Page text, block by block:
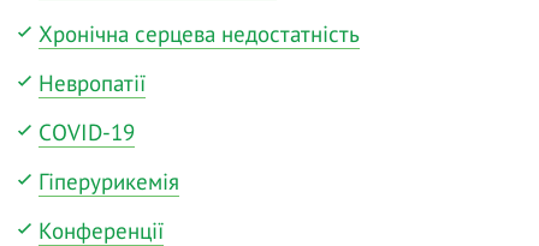
Хронічна серцева недостатність
Невропатії
COVID-19
Гіперурикемія
Конференції